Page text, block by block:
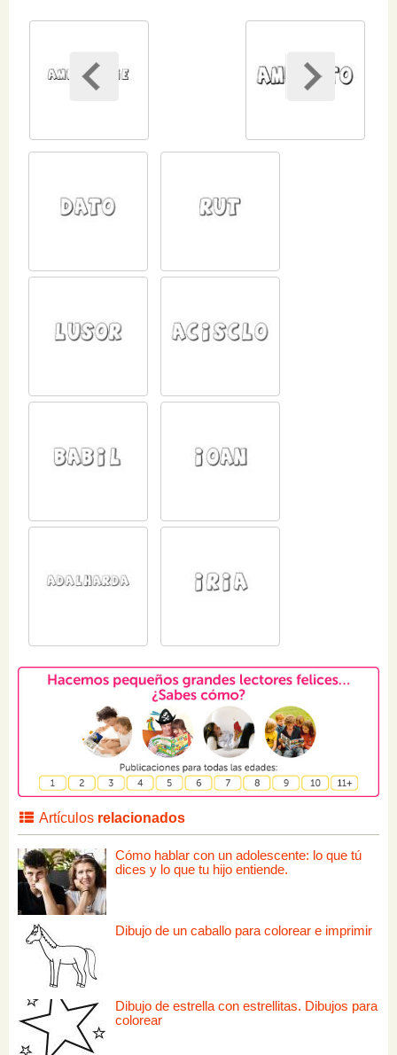
Artículos relacionados
Cómo hablar con un adolescente: lo que tú
dices y lo que tu hijo entiende.
Dibujo de un caballo para colorear e imprimir
Dibujo de estrella con estrellitas. Dibujos para
colorear